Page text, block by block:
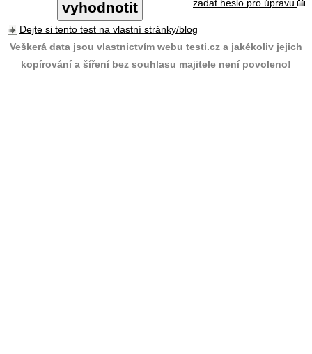
zadat heslo pro úpravu
Dejte si tento test na vlastní stránky/blog
Veškerá data jsou vlastnictvím webu testi.cz a jakékoliv jejich
kopírování a šíření bez souhlasu majitele není povoleno!